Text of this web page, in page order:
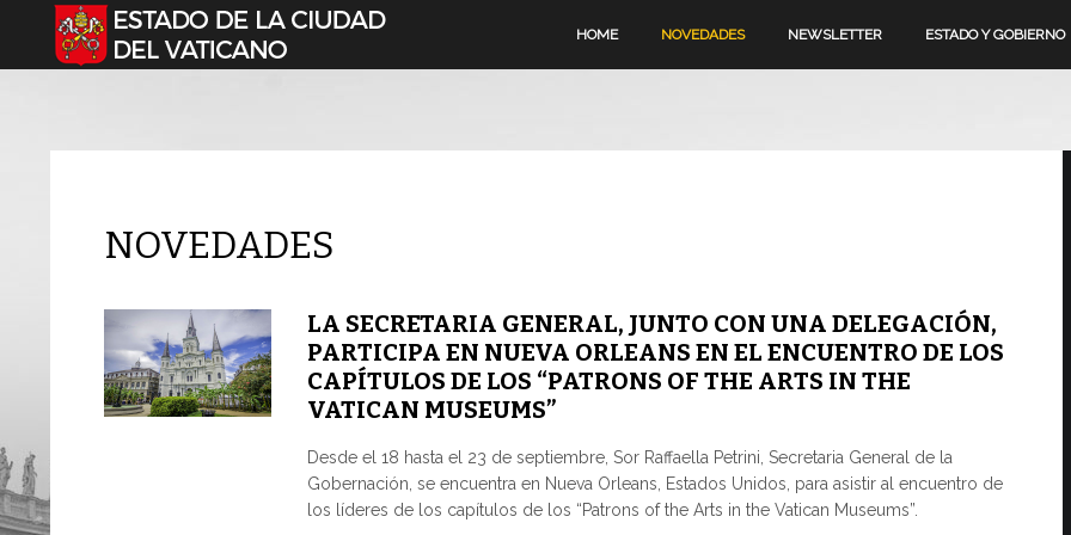
Seleccione su idioma HOME NOVEDADES NEWSLETTER ESTADO Y GOBIERNO
NOVEDADES
LA SECRETARIA GENERAL, JUNTO CON UNA DELEGACIÓN,
PARTICIPA EN NUEVA ORLEANS EN EL ENCUENTRO DE LOS
CAPÍTULOS DE LOS “PATRONS OF THE ARTS IN THE
VATICAN MUSEUMS”
Desde el 18 hasta el 23 de septiembre, Sor Raffaella Petrini, Secretaria General de la
Gobernación, se encuentra en Nueva Orleans, Estados Unidos, para asistir al encuentro de
los líderes de los capítulos de los “Patrons of the Arts in the Vatican Museums”.